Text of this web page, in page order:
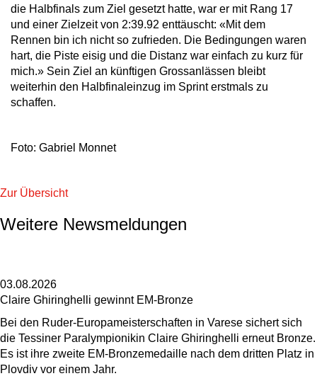
die Halbfinals zum Ziel gesetzt hatte, war er mit Rang 17
und einer Zielzeit von 2:39.92 enttäuscht: «Mit dem
Rennen bin ich nicht so zufrieden. Die Bedingungen waren
hart, die Piste eisig und die Distanz war einfach zu kurz für
mich.» Sein Ziel an künftigen Grossanlässen bleibt
weiterhin den Halbfinaleinzug im Sprint erstmals zu
schaffen.
Foto: Gabriel Monnet
Zur Übersicht
Weitere Newsmeldungen
03.08.2026
Claire Ghiringhelli gewinnt EM-Bronze
Bei den Ruder-Europameisterschaften in Varese sichert sich
die Tessiner Paralympionikin Claire Ghiringhelli erneut Bronze.
Es ist ihre zweite EM-Bronzemedaille nach dem dritten Platz in
Plovdiv vor einem Jahr.